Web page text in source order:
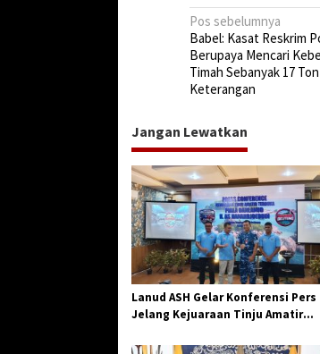
N
a
v
i
g
a
s
i
p
o
s
Pos sebelumnya
Babel: Kasat Reskrim
Berupaya Mencari
Timah Sebanyak 17
Keterangan
Jangan Lewatkan
Lanud ASH Gelar Konferensi Pers
Jelang Kejuaraan Tinju Amatir